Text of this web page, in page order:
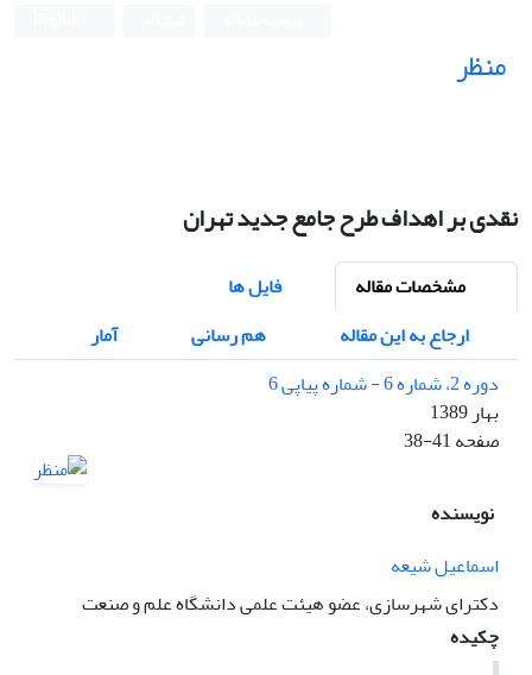
منظر
نقدی بر اهداف طرح جامع جدید تهران
مشخصات مقاله
فایل ها
ارجاع به این مقاله
هم رسانی
آمار
دوره 2، شماره 6 - شماره پیاپی 6
بهار 1389
صفحه38-41
نویسنده
اسماعیل شیعه
دکترای شهرسازی، عضو هیئت علمی دانشگاه علم و صنعت
چکیده